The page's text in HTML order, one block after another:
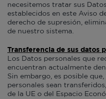
necesitemos tratar sus
establecidos en este Aviso
derecho de supresión,
de nuestro sistema.
Transferencia de sus datos
Los Datos personales que
encuentran actualmente
Sin embargo, es posible
personales sean
de la UE o del Espacio